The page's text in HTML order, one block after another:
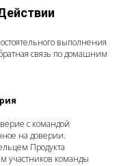
выполнения
связь по домашним
с командой
на доверии.
Продукта
участников команды